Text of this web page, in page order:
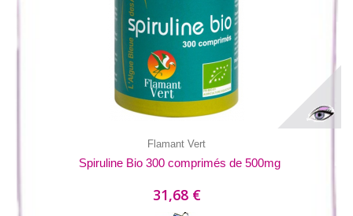
Flamant Vert
Spiruline Bio 300 comprimés de 500mg
31,68 €